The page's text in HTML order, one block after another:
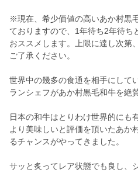
※現在、希少価値の高いあか村黒
ておりますので、1年待ち2年待ち
おススメします。上限に達し次第
ご了承ください。
世界中の幾多の食通を相手にして
ランシェフがあか村黒毛和牛を絶
日本の和牛はとりわけ世界的にも
より美味しいと評価を頂いたあか
るチャンスがやってきました。
サッと炙ってレア状態でも良し、